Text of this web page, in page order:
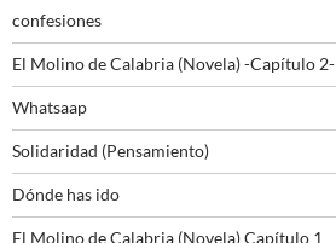
confesiones
El Molino de Calabria (Novela) -Capítulo 2-
Whatsaap
Solidaridad (Pensamiento)
Dónde has ido
El Molino de Calabria (Novela) Capítulo 1